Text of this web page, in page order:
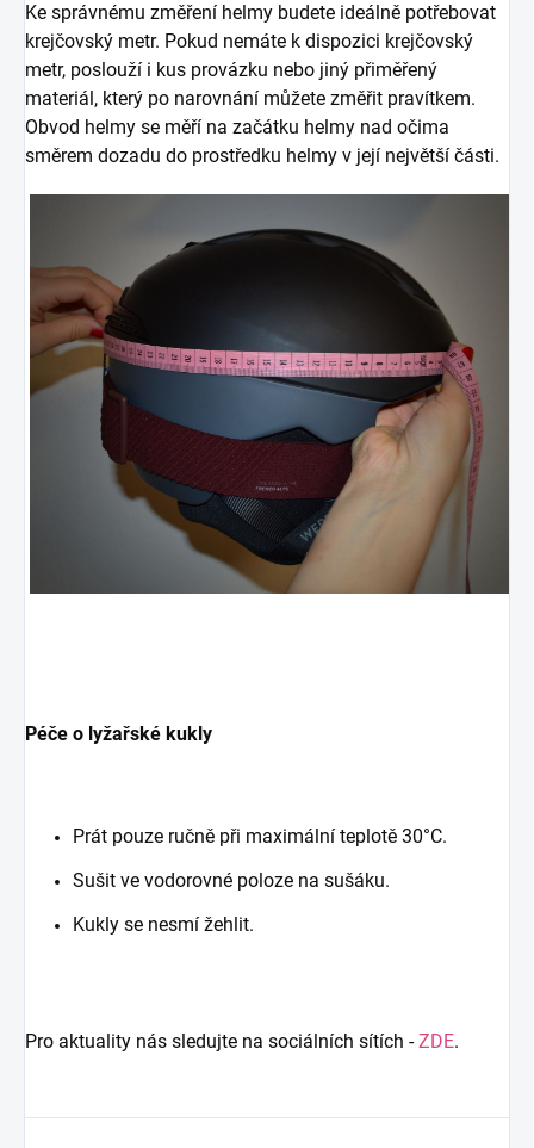
Ke správnému změření helmy budete ideálně potřebovat
krejčovský metr. Pokud nemáte k dispozici krejčovský
metr, poslouží i kus provázku nebo jiný přiměřený
materiál, který po narovnání můžete změřit pravítkem.
Obvod helmy se měří na začátku helmy nad očima
směrem dozadu do prostředku helmy v její největší části.
Péče o lyžařské kukly
Prát pouze ručně při maximální teplotě 30°C.
Sušit ve vodorovné poloze na sušáku.
Kukly se nesmí žehlit.
Pro aktuality nás sledujte na sociálních sítích -ZDE.